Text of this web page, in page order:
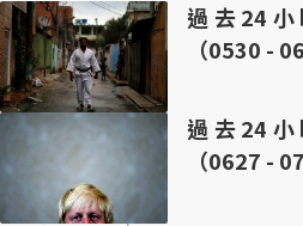
過去24
（0530 -
過去24
（0627 -